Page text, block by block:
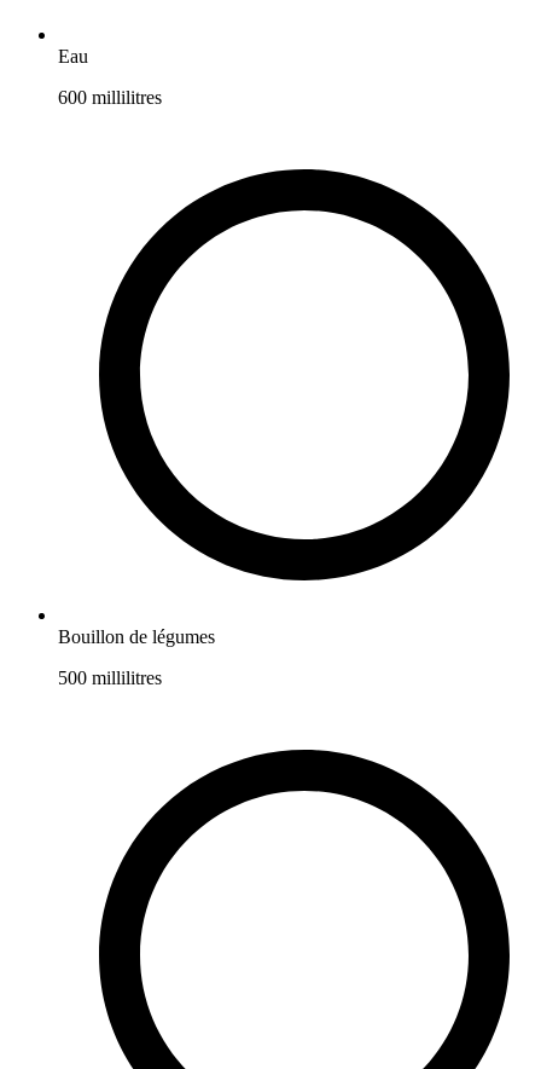
Eau
600 millilitres
Bouillon de légumes
500 millilitres